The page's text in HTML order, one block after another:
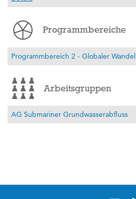
Programmbereiche
Programmbereich 2 - Globaler Wandel
Arbeitsgruppen
AG Submariner Grundwasserabfluss